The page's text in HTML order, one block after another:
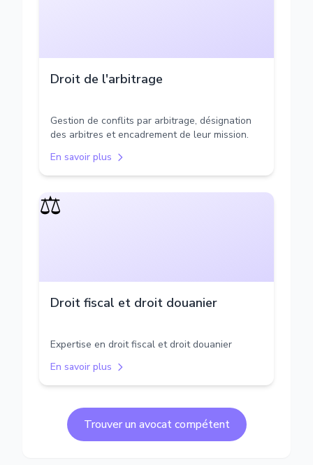
Droit de l'arbitrage
Gestion de conflits par arbitrage, désignation
des arbitres et encadrement de leur mission.
En savoir plus
⚖️
Droit fiscal et droit douanier
Expertise en droit fiscal et droit douanier
En savoir plus
Trouver un avocat compétent